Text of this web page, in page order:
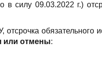
09.03.2022 г.)
обязательного
или отмены: